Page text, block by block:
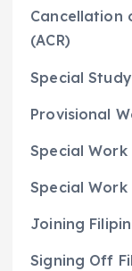
Cancellation
(ACR)
Special
Provisional
Special Work
Special
Joining
Signing Off